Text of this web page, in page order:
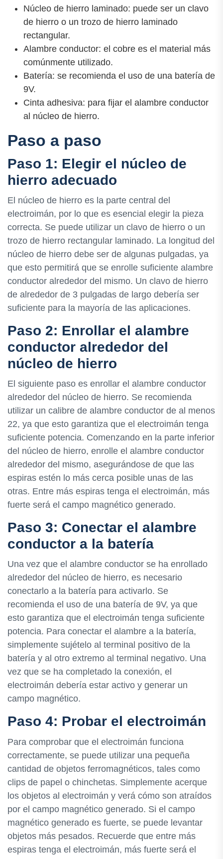
Núcleo de hierro laminado: puede ser un clavo
de hierro o un trozo de hierro laminado
rectangular.
Alambre conductor: el cobre es el material más
comúnmente utilizado.
Batería: se recomienda el uso de una batería de
9V.
Cinta adhesiva: para fijar el alambre conductor
al núcleo de hierro.
Paso a paso
Paso 1: Elegir el núcleo de
hierro adecuado
El núcleo de hierro es la parte central del
electroimán, por lo que es esencial elegir la pieza
correcta. Se puede utilizar un clavo de hierro o un
trozo de hierro rectangular laminado. La longitud del
núcleo de hierro debe ser de algunas pulgadas, ya
que esto permitirá que se enrolle suficiente alambre
conductor alrededor del mismo. Un clavo de hierro
de alrededor de 3 pulgadas de largo debería ser
suficiente para la mayoría de las aplicaciones.
Paso 2: Enrollar el alambre
conductor alrededor del
núcleo de hierro
El siguiente paso es enrollar el alambre conductor
alrededor del núcleo de hierro. Se recomienda
utilizar un calibre de alambre conductor de al menos
22, ya que esto garantiza que el electroimán tenga
suficiente potencia. Comenzando en la parte inferior
del núcleo de hierro, enrolle el alambre conductor
alrededor del mismo, asegurándose de que las
espiras estén lo más cerca posible unas de las
otras. Entre más espiras tenga el electroimán, más
fuerte será el campo magnético generado.
Paso 3: Conectar el alambre
conductor a la batería
Una vez que el alambre conductor se ha enrollado
alrededor del núcleo de hierro, es necesario
conectarlo a la batería para activarlo. Se
recomienda el uso de una batería de 9V, ya que
esto garantiza que el electroimán tenga suficiente
potencia. Para conectar el alambre a la batería,
simplemente sujételo al terminal positivo de la
batería y al otro extremo al terminal negativo. Una
vez que se ha completado la conexión, el
electroimán debería estar activo y generar un
campo magnético.
Paso 4: Probar el electroimán
Para comprobar que el electroimán funciona
correctamente, se puede utilizar una pequeña
cantidad de objetos ferromagnéticos, tales como
clips de papel o chinchetas. Simplemente acerque
los objetos al electroimán y verá cómo son atraídos
por el campo magnético generado. Si el campo
magnético generado es fuerte, se puede levantar
objetos más pesados. Recuerde que entre más
espiras tenga el electroimán, más fuerte será el